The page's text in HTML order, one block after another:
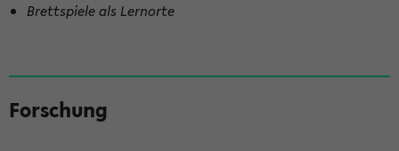
Brettspiele als Lernorte
e
Forschung